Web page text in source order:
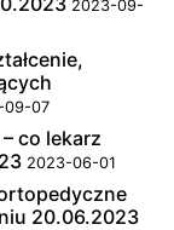
2023-09-
09-07
co lekarz
2023-06-01
20.06.2023